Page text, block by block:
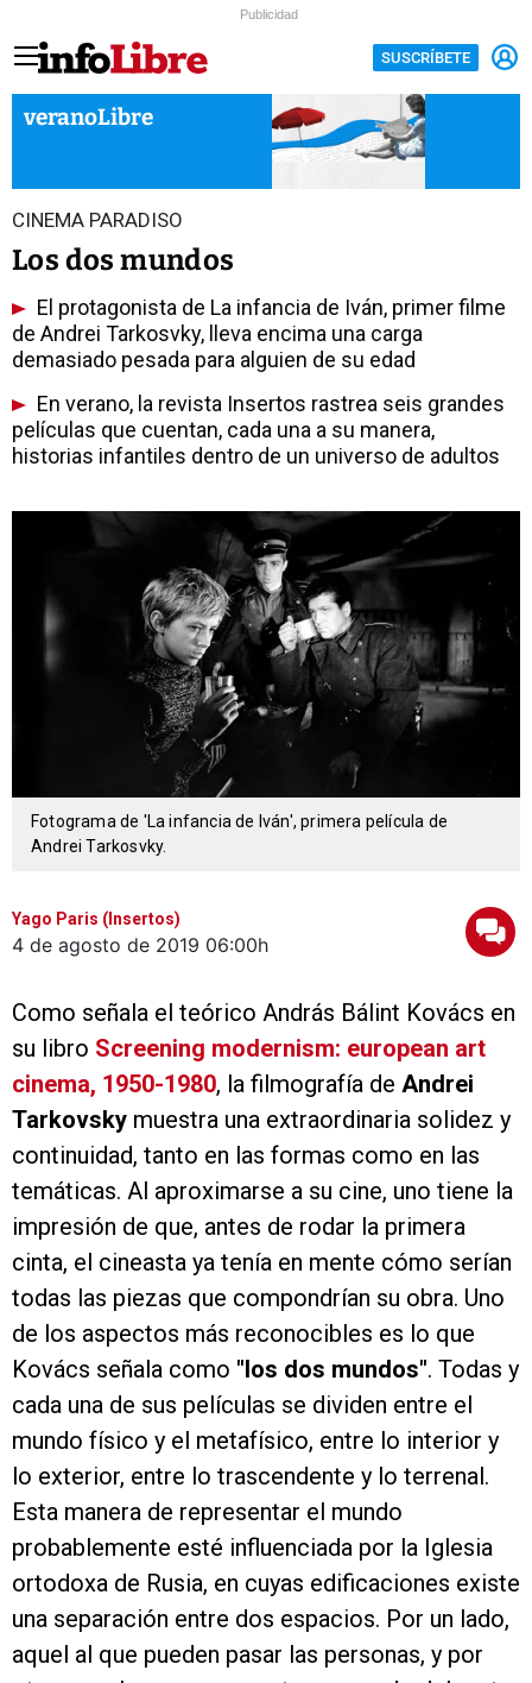
Publicidad
SUSCRÍBETE
veranoLibre
CINEMA PARADISO
Los dos mundos
El protagonista de La infancia de Iván, primer filme
de Andrei Tarkosvky, lleva encima una carga
demasiado pesada para alguien de su edad
En verano, la revista Insertos rastrea seis grandes
películas que cuentan, cada una a su manera,
historias infantiles dentro de un universo de adultos
Fotograma de 'La infancia de Iván', primera película de
Andrei Tarkosvky.
Yago Paris (Insertos)
4 de agosto de 2019 06:00h
Como señala el teórico András Bálint Kovács en
su libro Screening modernism: european art
cinema, 1950-1980, la filmografía de Andrei
Tarkovsky muestra una extraordinaria solidez y
continuidad, tanto en las formas como en las
temáticas. Al aproximarse a su cine, uno tiene la
impresión de que, antes de rodar la primera
cinta, el cineasta ya tenía en mente cómo serían
todas las piezas que compondrían su obra. Uno
de los aspectos más reconocibles es lo que
Kovács señala como "los dos mundos". Todas y
cada una de sus películas se dividen entre el
mundo físico y el metafísico, entre lo interior y
lo exterior, entre lo trascendente y lo terrenal.
Esta manera de representar el mundo
probablemente esté influenciada por la Iglesia
ortodoxa de Rusia, en cuyas edificaciones existe
una separación entre dos espacios. Por un lado,
aquel al que pueden pasar las personas, y por